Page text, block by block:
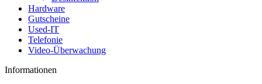
Hardware
Gutscheine
Used-IT
Telefonie
Video-Überwachung
Informationen